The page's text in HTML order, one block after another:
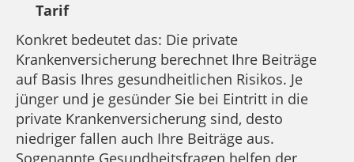
Tarif
Konkret bedeutet das: Die private
Krankenversicherung berechnet Ihre Beiträge
auf Basis Ihres gesundheitlichen Risikos. Je
jünger und je gesünder Sie bei Eintritt in die
private Krankenversicherung sind, desto
niedriger fallen auch Ihre Beiträge aus.
Sogenannte Gesundheitsfragen helfen der